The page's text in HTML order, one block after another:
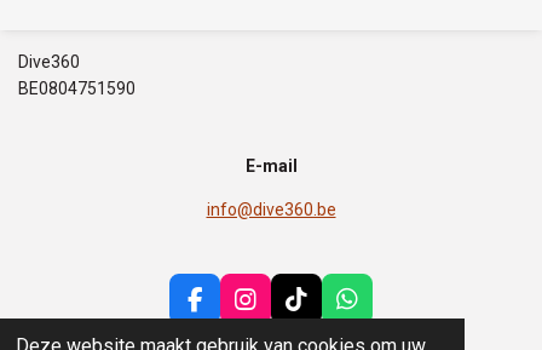
Dive360
BE0804751590
E-mail
info@dive360.be
F
I
T
W